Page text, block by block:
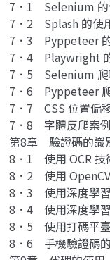
7．1 Selenium
7．2 Splash 的
7．3 Pyppeteer
7．4 Playwright
7．5 Selenium
7．6 Pyppeteer
7．7 CSS 位置偏
7．8 字體反爬案
第8章 驗證碼的
8．1 使用 OCR
8．2 使用
8．3 使用深度學
8．4 使用深度學
8．5 使用打碼平
8．6 手機驗證碼